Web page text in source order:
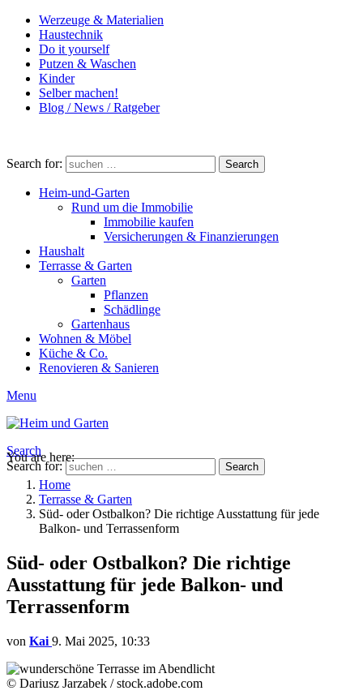
Werzeuge & Materialien
Haustechnik
Do it yourself
Putzen & Waschen
Kinder
Selber machen!
Blog / News / Ratgeber
Search for: Search
Heim-und-Garten
Rund um die Immobilie
Immobilie kaufen
Versicherungen & Finanzierungen
Haushalt
Terrasse & Garten
Garten
Pflanzen
Schädlinge
Gartenhaus
Wohnen & Möbel
Küche & Co.
Renovieren & Sanieren
Menu
Search
Search for:
Search
You are here:
Home
Terrasse & Garten
Süd- oder Ostbalkon? Die richtige Ausstattung für jede
Balkon- und Terrassenform
Süd- oder Ostbalkon? Die richtige
Ausstattung für jede Balkon- und
Terrassenform
von Kai 9. Mai 2025, 10:33
© Dariusz Jarzabek / stock.adobe.com